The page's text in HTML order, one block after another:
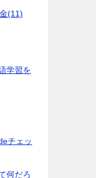
(11)
学習を
チェッ
何だろ